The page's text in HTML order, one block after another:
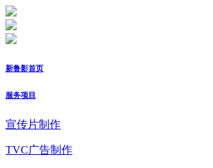
新鲁影首页
服务项目
宣传片制作
TVC广告制作